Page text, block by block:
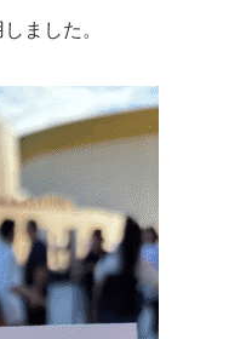
ました。